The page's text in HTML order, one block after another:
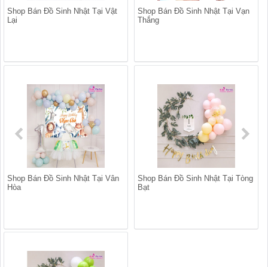
Shop Bán Đồ Sinh Nhật Tại Vật
Lại
Shop Bán Đồ Sinh Nhật Tại Vạn
Thắng
Shop Bán Đồ Sinh Nhật Tại Vân
Hòa
Shop Bán Đồ Sinh Nhật Tại Tòng
Bạt